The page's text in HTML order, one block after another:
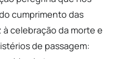
cumprimento das
celebração da morte e
de passagem: